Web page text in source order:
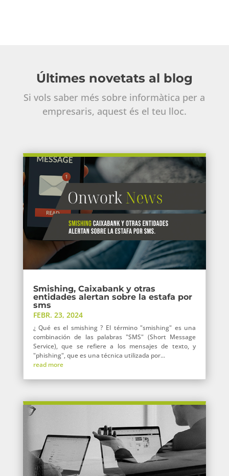
Últimes novetats al blog
Si vols saber més sobre informàtica per a
empresaris, aquest és el teu lloc.
Smishing, Caixabank y otras
entidades alertan sobre la estafa por
sms
FEBR. 23, 2024
¿ Qué es el smishing ? El término "smishing" es una
combinación de las palabras "SMS" (Short Message
Service), que se refiere a los mensajes de texto, y
"phishing", que es una técnica utilizada por...
read more